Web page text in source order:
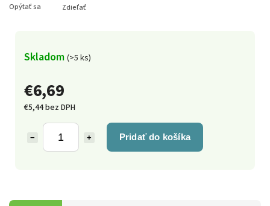
€6,69
€5,44 bez DPH
+
− Pridať do košíka
Skladom (>5 ks)
Opýtať sa Zdieľať